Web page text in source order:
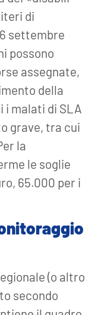
di
settembre
possono
assegnate,
della
i malati di SLA
grave, tra cui
la
le soglie
65.000 per i
(o altro
secondo